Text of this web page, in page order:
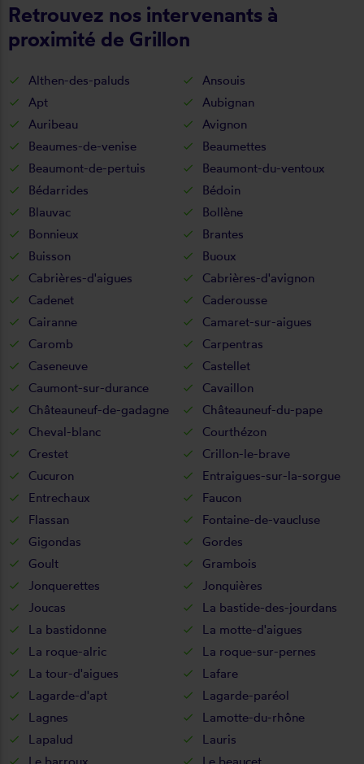
Retrouvez nos intervenants à
proximité de Grillon
Althen-des-paluds
Ansouis
Apt
Aubignan
Auribeau
Avignon
Beaumes-de-venise
Beaumettes
Beaumont-de-pertuis
Beaumont-du-ventoux
Bédarrides
Bédoin
Blauvac
Bollène
Bonnieux
Brantes
Buisson
Buoux
Cabrières-d'aigues
Cabrières-d'avignon
Cadenet
Caderousse
Cairanne
Camaret-sur-aigues
Caromb
Carpentras
Caseneuve
Castellet
Caumont-sur-durance
Cavaillon
Châteauneuf-de-gadagne
Châteauneuf-du-pape
Cheval-blanc
Courthézon
Crestet
Crillon-le-brave
Cucuron
Entraigues-sur-la-sorgue
Entrechaux
Faucon
Flassan
Fontaine-de-vaucluse
Gigondas
Gordes
Goult
Grambois
Jonquerettes
Jonquières
Joucas
La bastide-des-jourdans
La bastidonne
La motte-d'aigues
La roque-alric
La roque-sur-pernes
La tour-d'aigues
Lafare
Lagarde-d'apt
Lagarde-paréol
Lagnes
Lamotte-du-rhône
Lapalud
Lauris